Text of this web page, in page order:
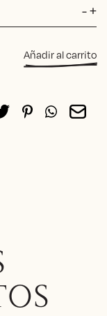
-+
Añadir al carrito